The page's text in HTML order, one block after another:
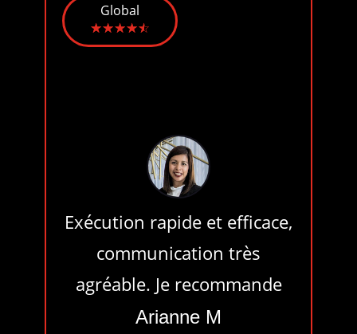
Global
☆☆☆☆☆
Exécution rapide et efficace,
communication très
agréable. Je recommande
Arianne M